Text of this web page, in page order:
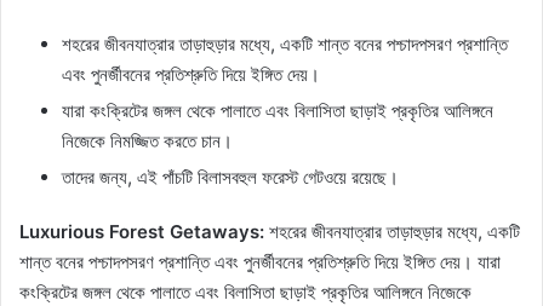
শহরের জীবনযাত্রার তাড়াহুড়ার মধ্যে, একটি শান্ত বনের পশ্চাদপসরণ প্রশান্তি
এবং পুনর্জীবনের প্রতিশ্রুতি দিয়ে ইঙ্গিত দেয়।
যারা কংক্রিটের জঙ্গল থেকে পালাতে এবং বিলাসিতা ছাড়াই প্রকৃতির আলিঙ্গনে
নিজেকে নিমজ্জিত করতে চান।
তাদের জন্য, এই পাঁচটি বিলাসবহুল ফরেস্ট গেটওয়ে রয়েছে।
Luxurious Forest Getaways: শহরের জীবনযাত্রার তাড়াহুড়ার মধ্যে, একটি
শান্ত বনের পশ্চাদপসরণ প্রশান্তি এবং পুনর্জীবনের প্রতিশ্রুতি দিয়ে ইঙ্গিত দেয়। যারা
কংক্রিটের জঙ্গল থেকে পালাতে এবং বিলাসিতা ছাড়াই প্রকৃতির আলিঙ্গনে নিজেকে